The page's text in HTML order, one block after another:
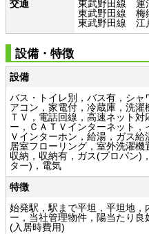
交通
東武野田線 運
東武野田線 梅
東武野田線 江
設備・特徴
設備
バス・トイレ別，バス有，シ
アコン，家電付，冷蔵庫，洗
ＴＶ，電話回線，高速ネット
ー，ＣＡＴＶインターネット
Ｖインターホン，給湯，ガス
居室フローリング，室外洗濯
収納，収納有，ガス(プロパン)
ター)，電気
特徴
始発駅，駅まで平坦，平坦地
ー，当社管理物件，陽当たり
(入居時費用)